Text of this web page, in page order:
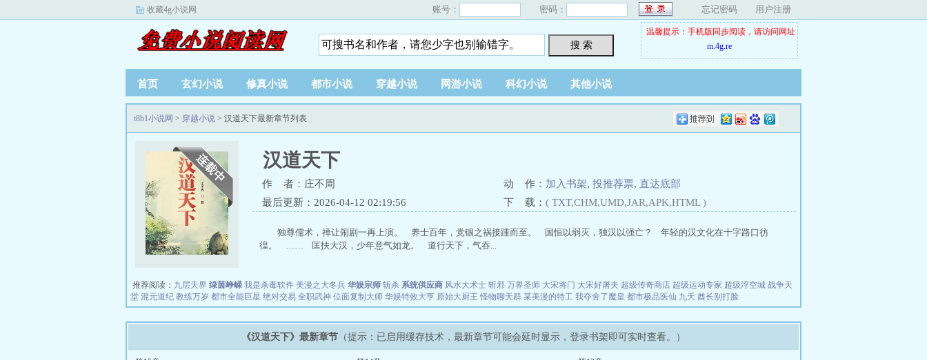
收藏4g小说网 账号： 密码： 忘记密码 用户注册
搜 索
温馨提示：手机版同步阅读，请访问网址
m.4g.re
首页 玄幻小说 修真小说 都市小说 穿越小说 网游小说 科幻小说 其他小说
t8b1小说网 > 穿越小说 > 汉道天下最新章节列表
汉道天下
作 者：庄不周 动 作： 加入书架, 投推荐票, 直达底部
最后更新：2026-04-12 02:19:56
下 载： ( TXT,CHM,UMD,JAR,APK,HTML )
独尊儒术，禅让闹剧一再上演。 养士百年，党锢之祸接踵而至。 国恒以弱灭，独汉以强亡？ 年轻的汉文化在十字路口彷
徨。 …… 匡扶大汉，少年意气如龙。 道行天下，气吞...
推荐阅读： 九层天界 绿茵峥嵘 我是杀毒软件 美漫之大冬兵 华娱宗师 斩杀 系统供应商 风水大术士 斩邪 万界圣师 大宋将门 大宋好屠夫 超级传奇商店 超级运动专家 超级浮空城 战争天
堂 混元道纪 教练万岁 都市全能巨星 绝对交易 全职武神 位面复制大师 华娱特效大亨 原始大厨王 怪物聊天群 某美漫的特工 我夺舍了魔皇 都市极品医仙 九天 酋长别打脸
《汉道天下》最新章节 （提示：已启用缓存技术，最新章节可能会延时显示，登录书架即可实时查看。）